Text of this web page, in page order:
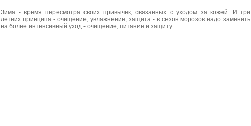
Зима - время пересмотра своих привычек, связанных с уходом за кожей. И три
летних принципа - очищение, увлажнение, защита - в сезон морозов надо заменить
на более интенсивный уход - очищение, питание и защиту.